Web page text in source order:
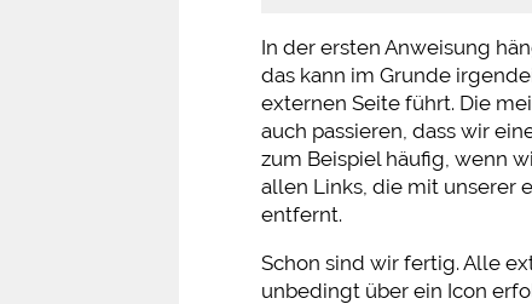
In der ersten Anweisung
das kann im Grunde
externen Seite führt. Die
auch passieren, dass wir
zum Beispiel häufig, wenn
allen Links, die mit unserer
entfernt.
Schon sind wir fertig. Alle
unbedingt über ein Icon